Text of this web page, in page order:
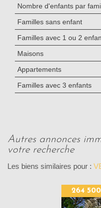
Nombre d'enfants par
Familles sans enfant
Familles avec 1 ou 2
Maisons
Appartements
Familles avec 3 enfants
autres annonces immobilières correspondant à
votre recherche
Les biens similaires pour :
264